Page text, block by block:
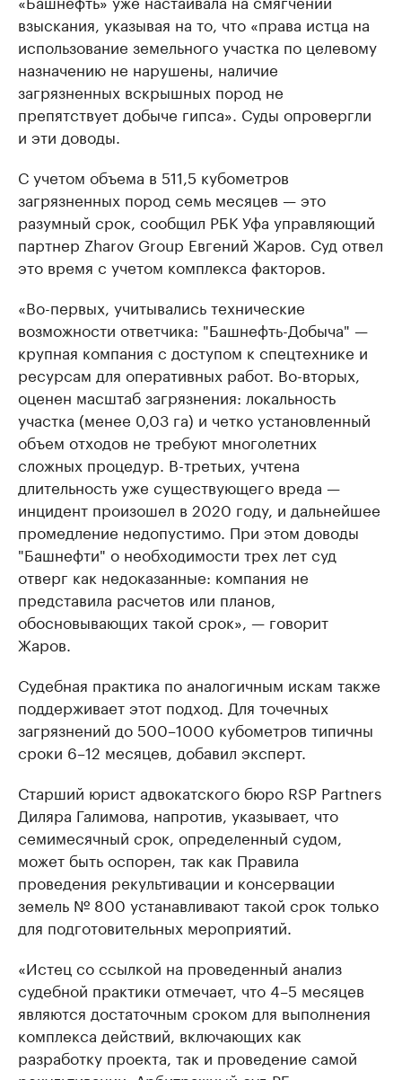
взыскания, указывая на то, что «права истца на
использование земельного участка по целевому
назначению не нарушены, наличие
загрязненных вскрышных пород не
препятствует добыче гипса». Суды опровергли
и эти доводы.
С учетом объема в 511,5 кубометров
загрязненных пород семь месяцев — это
разумный срок, сообщил РБК Уфа управляющий
партнер Zharov Group Евгений Жаров. Суд отвел
это время с учетом комплекса факторов.
«Во-первых, учитывались технические
возможности ответчика: "Башнефть-Добыча" —
крупная компания с доступом к спецтехнике и
ресурсам для оперативных работ. Во-вторых,
оценен масштаб загрязнения: локальность
участка (менее 0,03 га) и четко установленный
объем отходов не требуют многолетних
сложных процедур. В-третьих, учтена
длительность уже существующего вреда —
инцидент произошел в 2020 году, и дальнейшее
промедление недопустимо. При этом доводы
"Башнефти" о необходимости трех лет суд
отверг как недоказанные: компания не
представила расчетов или планов,
обосновывающих такой срок», — говорит
Жаров.
Судебная практика по аналогичным искам также
поддерживает этот подход. Для точечных
загрязнений до 500–1000 кубометров типичны
сроки 6–12 месяцев, добавил эксперт.
Старший юрист адвокатского бюро RSP Partners
Диляра Галимова, напротив, указывает, что
семимесячный срок, определенный судом,
может быть оспорен, так как Правила
проведения рекультивации и консервации
земель № 800 устанавливают такой срок только
для подготовительных мероприятий.
«Истец со ссылкой на проведенный анализ
судебной практики отмечает, что 4–5 месяцев
являются достаточным сроком для выполнения
комплекса действий, включающих как
разработку проекта, так и проведение самой